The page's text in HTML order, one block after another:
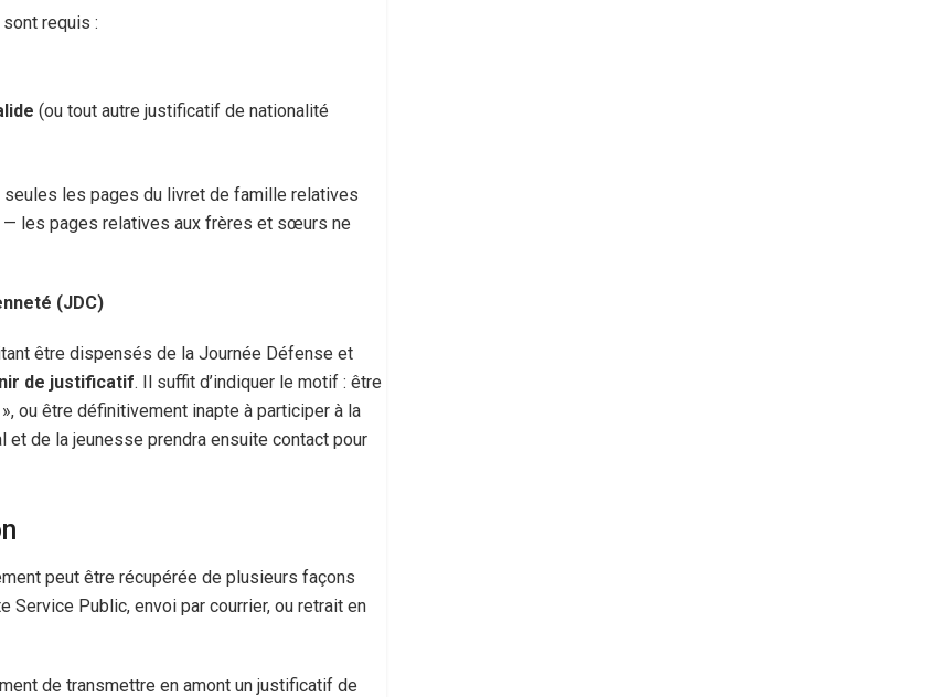
requis :
(ou tout autre justificatif de nationalité
seules les pages du livret de famille relatives
— les pages relatives aux frères et sœurs ne
(JDC)
être dispensés de la Journée Défense et
de justificatif. Il suffit d’indiquer le motif : être
ou être définitivement inapte à participer à la
et de la jeunesse prendra ensuite contact pour
peut être récupérée de plusieurs façons
Public, envoi par courrier, ou retrait en
de transmettre en amont un justificatif de